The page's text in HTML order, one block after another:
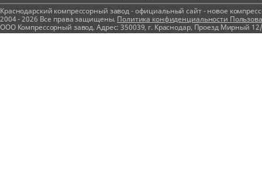
Краснодарский компрессорный завод - официальный сайт - новое
2004 - 2026 Все права защищены. Политика конфиденциальности
ООО Компрессорный завод. Адрес: 350039, г. Краснодар, Проезд Мирный